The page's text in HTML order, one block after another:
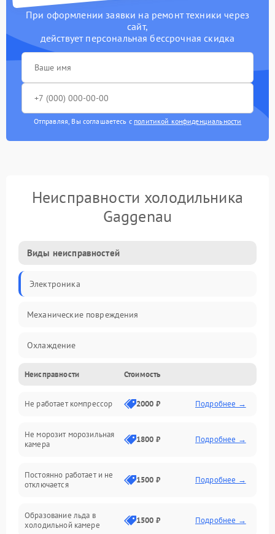
При оформлении заявки на ремонт техники через
сайт,
действует персональная бессрочная скидка
Отправляя, Вы соглашаетесь с политикой конфиденциальности
Неисправности холодильника
Gaggenau
Виды неисправностей
Электроника
Механические повреждения
Охлаждение
Механика
Электропитание
Дренаж
Неисправности Стоимость
Не работает компрессор 2000 ₽ Подробнее →
Не морозит морозильная
камера
1800 ₽ Подробнее →
Постоянно работает и не
отключается
1500 ₽ Подробнее →
Образование льда в
холодильной камере
1500 ₽ Подробнее →